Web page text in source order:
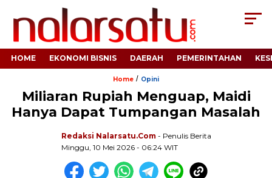
HOME EKONOMI BISNIS DAERAH PEMERINTAHAN
Home / Opini
Miliaran Rupiah Menguap, Maidi
Hanya Dapat Tumpangan Masalah
Redaksi Nalarsatu.com - Penulis Berita
Minggu, 10 Mei 2026 - 06:24 WIT